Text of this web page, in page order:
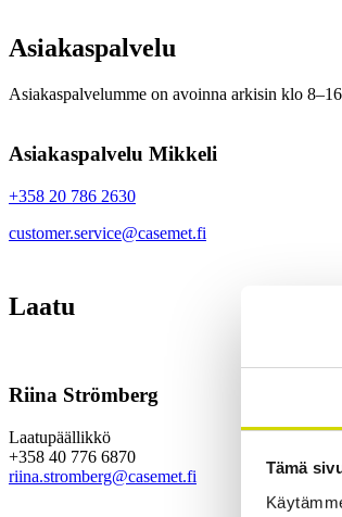
Tämä
Asiakaspalvelu
Asiakaspalvelumme on avoinna arkisin klo 8–16
Asiakaspalvelu Mikkeli
+358 20 786 2630
customer.service@casemet.fi
Laatu
Riina Strömberg
Laatupäällikkö
+358 40 776 6870
riina.stromberg@casemet.fi